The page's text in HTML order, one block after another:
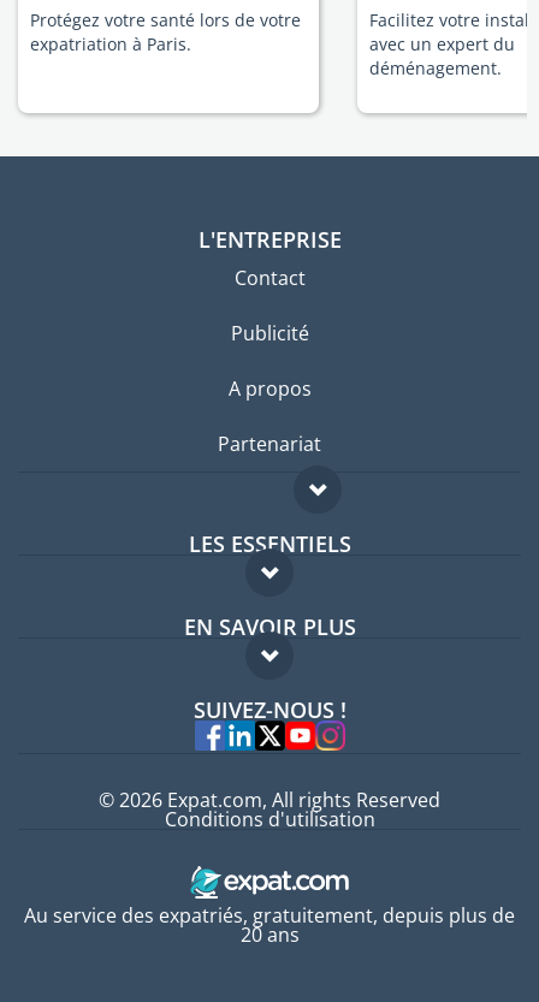
Protégez votre santé lors de votre
expatriation à Paris.
Facilitez votre
avec un expert du
déménagement.
L'ENTREPRISE
Contact
Publicité
A propos
Partenariat
LES ESSENTIELS
Forum expatriés
Guides pays
EN SAVOIR PLUS
FAQ
Experts
SUIVEZ-NOUS !
Au service des expatriés, gratuitement, depuis plus de
20 ans
© 2026 Expat.com, All rights Reserved
Conditions d'utilisation